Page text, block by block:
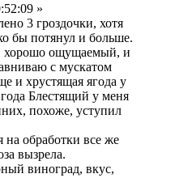
»
3 гроздочки, хотя
бы потянул и больше.
хорошо ощущаемый, и
с мускатом
и хрустящая ягода у
Блестящий у меня
похоже, уступил
обработки все же
вызрела.
виноград, вкус,